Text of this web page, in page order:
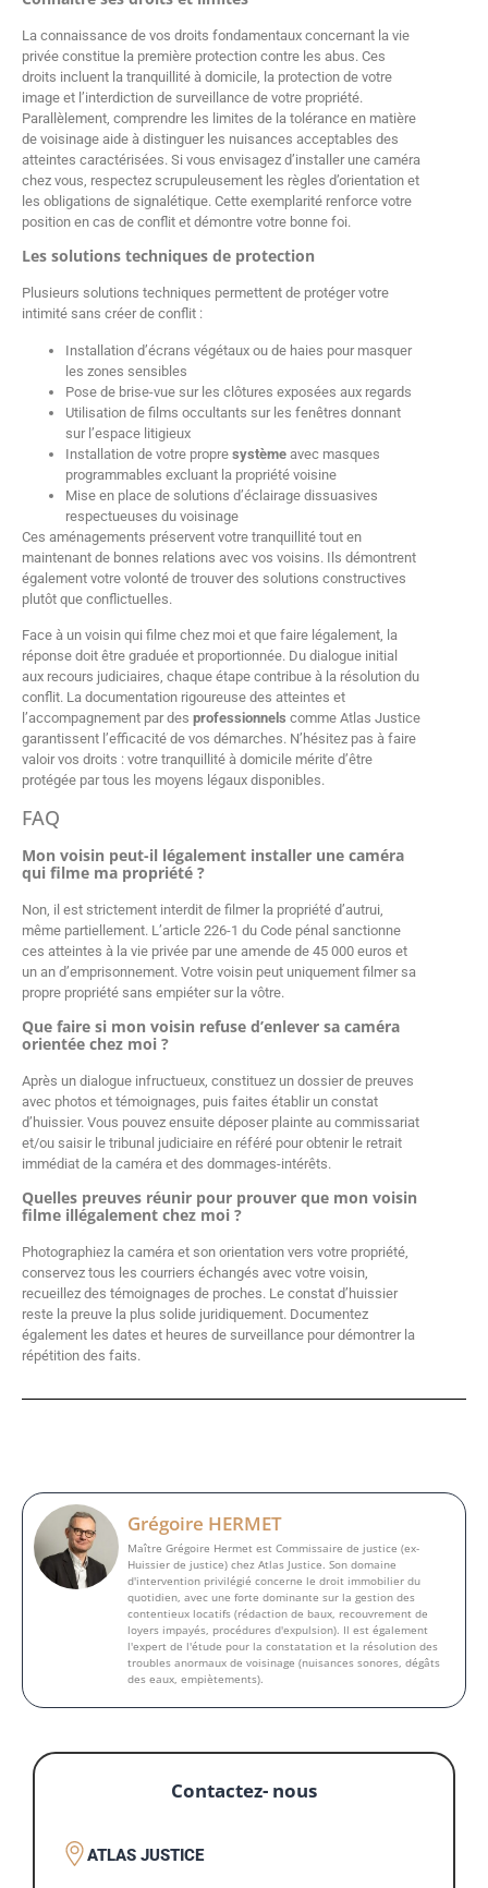
La connaissance de vos droits fondamentaux concernant la vie
privée constitue la première protection contre les abus. Ces
droits incluent la tranquillité à domicile, la protection de votre
image et l’interdiction de surveillance de votre propriété.
Parallèlement, comprendre les limites de la tolérance en matière
de voisinage aide à distinguer les nuisances acceptables des
atteintes caractérisées. Si vous envisagez d’installer une caméra
chez vous, respectez scrupuleusement les règles d’orientation et
les obligations de signalétique. Cette exemplarité renforce votre
position en cas de conflit et démontre votre bonne foi.
Les solutions techniques de protection
Plusieurs solutions techniques permettent de protéger votre
intimité sans créer de conflit :
Installation d’écrans végétaux ou de haies pour masquer
les zones sensibles
Pose de brise-vue sur les clôtures exposées aux regards
Utilisation de films occultants sur les fenêtres donnant
sur l’espace litigieux
Installation de votre propre système avec masques
programmables excluant la propriété voisine
Mise en place de solutions d’éclairage dissuasives
respectueuses du voisinage
Ces aménagements préservent votre tranquillité tout en
maintenant de bonnes relations avec vos voisins. Ils démontrent
également votre volonté de trouver des solutions constructives
plutôt que conflictuelles.
Face à un voisin qui filme chez moi et que faire légalement, la
réponse doit être graduée et proportionnée. Du dialogue initial
aux recours judiciaires, chaque étape contribue à la résolution du
conflit. La documentation rigoureuse des atteintes et
l’accompagnement par des professionnels comme Atlas Justice
garantissent l’efficacité de vos démarches. N’hésitez pas à faire
valoir vos droits : votre tranquillité à domicile mérite d’être
protégée par tous les moyens légaux disponibles.
FAQ
Mon voisin peut-il légalement installer une caméra
qui filme ma propriété ?
Non, il est strictement interdit de filmer la propriété d’autrui,
même partiellement. L’article 226-1 du Code pénal sanctionne
ces atteintes à la vie privée par une amende de 45 000 euros et
un an d’emprisonnement. Votre voisin peut uniquement filmer sa
propre propriété sans empiéter sur la vôtre.
Que faire si mon voisin refuse d’enlever sa caméra
orientée chez moi ?
Après un dialogue infructueux, constituez un dossier de preuves
avec photos et témoignages, puis faites établir un constat
d’huissier. Vous pouvez ensuite déposer plainte au commissariat
et/ou saisir le tribunal judiciaire en référé pour obtenir le retrait
immédiat de la caméra et des dommages-intérêts.
Quelles preuves réunir pour prouver que mon voisin
filme illégalement chez moi ?
Photographiez la caméra et son orientation vers votre propriété,
conservez tous les courriers échangés avec votre voisin,
recueillez des témoignages de proches. Le constat d’huissier
reste la preuve la plus solide juridiquement. Documentez
également les dates et heures de surveillance pour démontrer la
répétition des faits.
Grégoire HERMET
Maître Grégoire Hermet est Commissaire de justice (ex-
Huissier de justice) chez Atlas Justice. Son domaine
d'intervention privilégié concerne le droit immobilier du
quotidien, avec une forte dominante sur la gestion des
contentieux locatifs (rédaction de baux, recouvrement de
loyers impayés, procédures d'expulsion). Il est également
l'expert de l'étude pour la constatation et la résolution des
troubles anormaux de voisinage (nuisances sonores, dégâts
des eaux, empiètements).
Contactez- nous
ATLAS JUSTICE